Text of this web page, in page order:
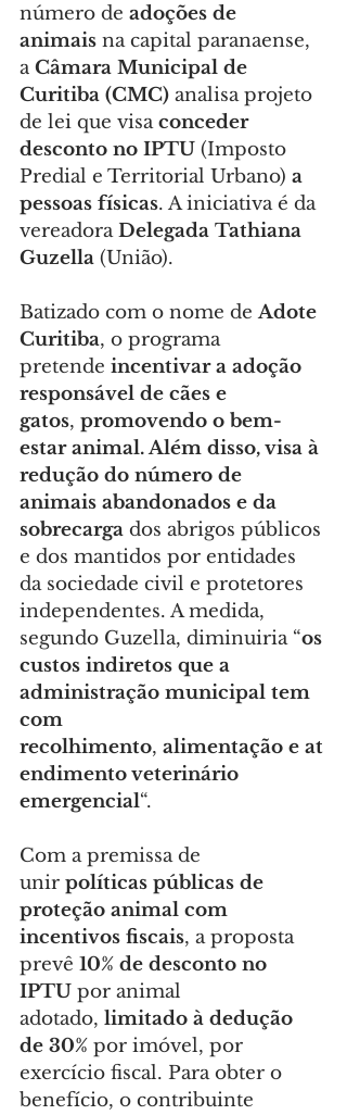
número de adoções de
animais na capital paranaense,
a Câmara Municipal de
Curitiba (CMC) analisa projeto
de lei que visa conceder
desconto no IPTU (Imposto
Predial e Territorial Urbano) a
pessoas físicas. A iniciativa é da
vereadora Delegada Tathiana
Guzella (União).
Batizado com o nome de Adote
Curitiba, o programa
pretende incentivar a adoção
responsável de cães e
gatos, promovendo o bem-
estar animal. Além disso, visa à
redução do número de
animais abandonados e da
sobrecarga dos abrigos públicos
e dos mantidos por entidades
da sociedade civil e protetores
independentes. A medida,
segundo Guzella, diminuiria “os
custos indiretos que a
administração municipal tem
com
recolhimento, alimentação e at
endimento veterinário
emergencial“.
Com a premissa de
unir políticas públicas de
proteção animal com
incentivos fiscais, a proposta
prevê 10% de desconto no
IPTU por animal
adotado, limitado à dedução
de 30% por imóvel, por
exercício fiscal. Para obter o
benefício, o contribuinte